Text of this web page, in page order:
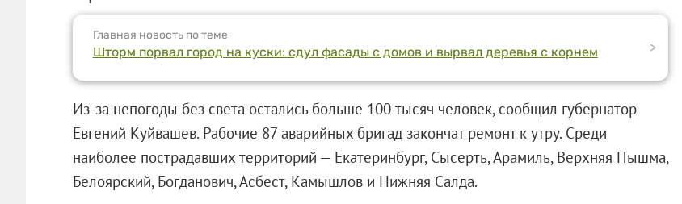
Главная новость по теме
Шторм порвал город на куски: сдул фасады с домов и вырвал деревья с корнем >
Из-за непогоды без света остались больше 100 тысяч человек, сообщил губернатор
Евгений Куйвашев. Рабочие 87 аварийных бригад закончат ремонт к утру. Среди
наиболее пострадавших территорий — Екатеринбург, Сысерть, Арамиль, Верхняя Пышма,
Белоярский, Богданович, Асбест, Камышлов и Нижняя Салда.